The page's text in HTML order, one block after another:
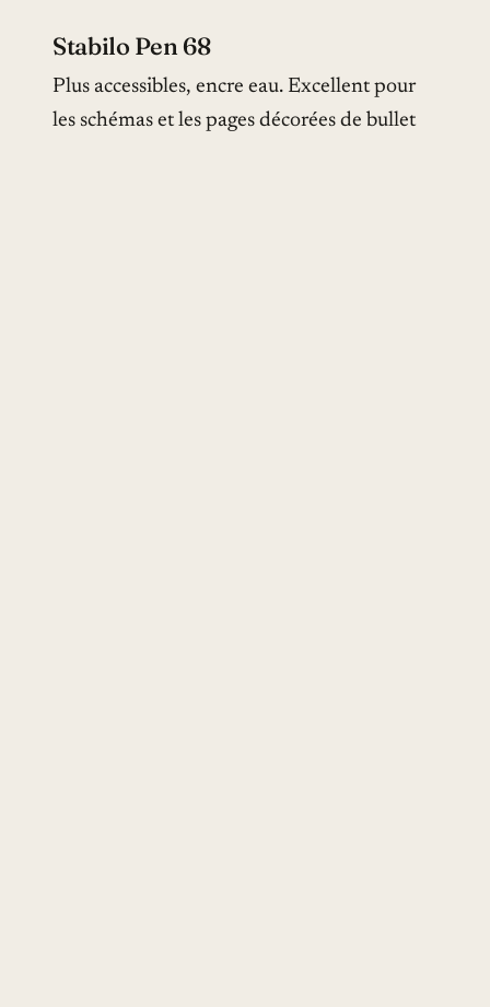
Stabilo Pen 68
Plus accessibles, encre eau. Excellent pour
les schémas et les pages décorées de bullet